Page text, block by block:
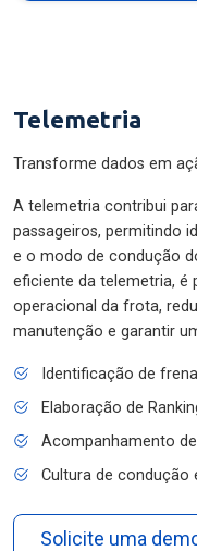
Telemetria
Transforme dados em
A telemetria contribui
passageiros, permitindo
e o modo de condução
eficiente da telemetria, é
operacional da frota,
manutenção e garantir
Identificação de
Elaboração de
Acompanhamento
Cultura de condução
Solicite uma